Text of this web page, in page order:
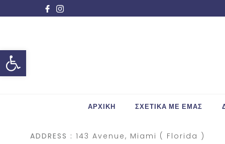
Ανοίξτε τη γραμμή εργαλείων
ΑΡΧΙΚΗ ΣΧΕΤΙΚΑ ΜΕ ΕΜΑΣ
ADDRESS : 143 Avenue, Miami ( Florida )